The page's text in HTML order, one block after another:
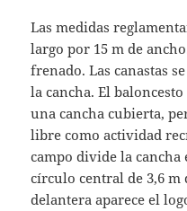
Las medidas
largo por 15 m de
frenado. Las canastas
la cancha. El
una cancha cubierta,
libre como actividad
campo divide la
círculo central de 3,6 m
delantera aparece el